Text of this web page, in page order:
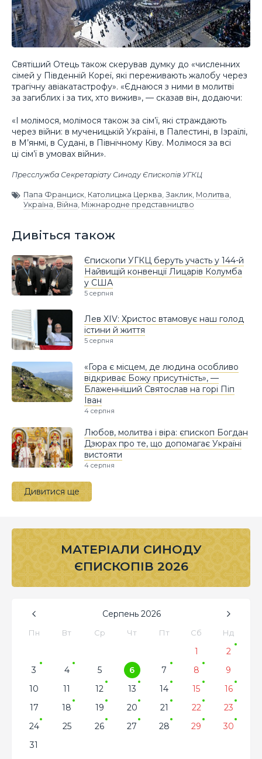
Святіший Отець також скерував думку до «численних
сімей у Південній Кореї, які переживають жалобу через
трагічну авіакатастрофу». «Єднаюся з ними в молитві
за загиблих і за тих, хто вижив», — сказав він, додаючи:
«І молімося, молімося також за сім’ї, які страждають
через війни: в мученицькій Україні, в Палестині, в Ізраїлі,
в М’янмі, в Судані, в Північному Ківу. Молімося за всі
ці сім’ї в умовах війни».
Пресслужба Секретаріату Синоду Єпископів УГКЦ
Папа Франциск Католицька Церква Заклик Молитва
Україна Війна Міжнародне представництво
Дивіться також
Єпископи УГКЦ беруть участь у 144-й
Найвищій конвенції Лицарів Колумба
у США
5 серпня
Лев XIV: Христос втамовує наш голод
істини й життя
5 серпня
«Гора є місцем, де людина особливо
відкриває Божу присутність», —
Блаженніший Святослав на горі Піп
Іван
4 серпня
Любов, молитва і віра: єпископ Богдан
Дзюрах про те, що допомагає Україні
вистояти
4 серпня
Дивитися ще
МАТЕРІАЛИ СИНОДУ
ЄПИСКОПІВ 2026
Серпень 2026
Пн Вт Ср Чт Пт Сб Нд
1
2
3
4 5 6 7 8
9
10
11 12 13 14 15
16
17
18 19 20 21 22
23
24
25 26 27 28 29
30
31